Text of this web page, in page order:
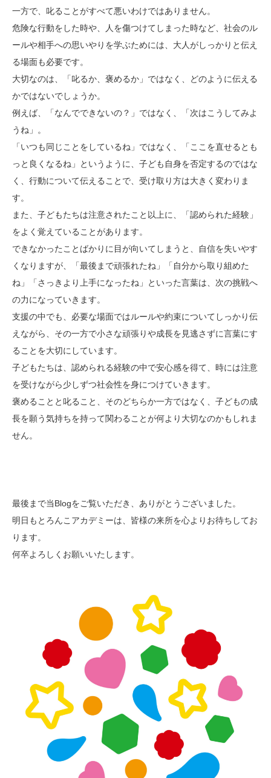
一方で、叱ることがすべて悪いわけではありません。
危険な行動をした時や、人を傷つけてしまった時など、社会のル
ールや相手への思いやりを学ぶためには、大人がしっかりと伝え
る場面も必要です。
大切なのは、「叱るか、褒めるか」ではなく、どのように伝える
かではないでしょうか。
例えば、「なんでできないの？」ではなく、「次はこうしてみよ
うね」。
「いつも同じことをしているね」ではなく、「ここを直せるとも
っと良くなるね」というように、子ども自身を否定するのではな
く、行動について伝えることで、受け取り方は大きく変わりま
す。
また、子どもたちは注意されたこと以上に、「認められた経験」
をよく覚えていることがあります。
できなかったことばかりに目が向いてしまうと、自信を失いやす
くなりますが、「最後まで頑張れたね」「自分から取り組めた
ね」「さっきより上手になったね」といった言葉は、次の挑戦へ
の力になっていきます。
支援の中でも、必要な場面ではルールや約束についてしっかり伝
えながら、その一方で小さな頑張りや成長を見逃さずに言葉にす
ることを大切にしています。
子どもたちは、認められる経験の中で安心感を得て、時には注意
を受けながら少しずつ社会性を身につけていきます。
褒めることと叱ること、そのどちらか一方ではなく、子どもの成
長を願う気持ちを持って関わることが何より大切なのかもしれま
せん。
最後まで当Blogをご覧いただき、ありがとうございました。
明日もとろんこアカデミーは、皆様の来所を心よりお待ちしてお
ります。
何卒よろしくお願いいたします。